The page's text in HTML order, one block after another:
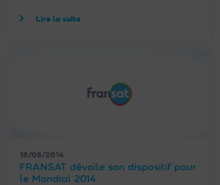
Lire la suite
15/05/2014
FRANSAT dévoile son dispositif pour
le Mondial 2014